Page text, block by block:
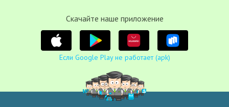
Cкачайте наше приложение
Если Google Play не работает (apk)